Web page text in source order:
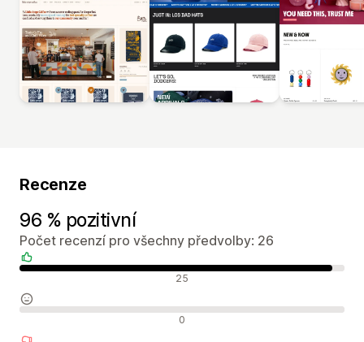
Recenze
96 % pozitivní
Počet recenzí pro všechny předvolby: 26
Pozitivní recenze 25
Neutrální recenze 0